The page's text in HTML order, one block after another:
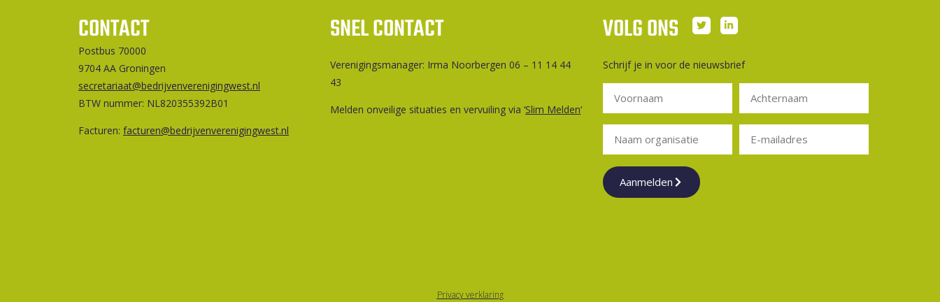
CONTACT
Postbus 70000
9704 AA Groningen
secretariaat@bedrijvenverenigingwest.nl
BTW nummer: NL820355392B01
Facturen: facturen@bedrijvenverenigingwest.nl
SNEL CONTACT
Ver­e­ni­gings­ma­na­ger: Irma Noorbergen 06 – 11 14 44
43
Melden onveilige situaties en vervuiling via ‘Slim Melden‘
VOLG ONS
Schrijf je in voor de nieuwsbrief
Aanmelden
Privacy verklaring